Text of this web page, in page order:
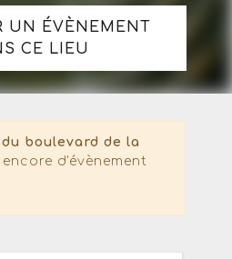
UN ÉVÈNEMENT
CE LIEU
boulevard de la
d'évènement